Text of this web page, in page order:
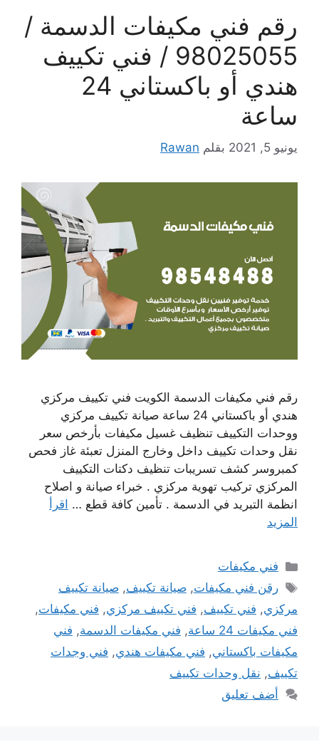
رقم فني مكيفات الدسمة /
98025055 / فني تكييف
هندي أو باكستاني 24
ساعة
يونيو 5, 2021 بقلم Rawan
رقم فني مكيفات الدسمة الكويت فني تكييف مركزي
هندي أو باكستاني 24 ساعة صيانة تكييف مركزي
ووحدات التكييف تنظيف غسيل مكيفات بأرخص سعر
نقل وحدات تكييف داخل وخارج المنزل تعبئة غاز فحص
كمبروسر كشف تسريبات تنظيف دكتات التكييف
المركزي تركيب تهوية مركزي . خبراء صيانة و اصلاح
انظمة التبريد في الدسمة . تأمين كافة قطع … اقرأ
المزيد
التصنيفات
فني مكيفات
الوسوم
رقن فني مكيفات,صيانة تكييف,صيانة تكييف
مركزي, فني تكييف, فني تكييف مركزي, فني مكيفات,
فني مكيفات 24 ساعة
, فني مكيفات الدسمة, فني
مكيفات باكستاني, فني مكيفات هندي, فني وجدات
تكييف, نقل وحدات تكييف
أضف تعليق